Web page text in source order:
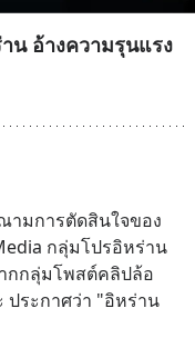
น อ้างความรุนแรง
ามการตัดสินใจของ
กลุ่มโปรอิหร่าน
กกลุ่มโพสต์คลิปล้อ
ประกาศว่า "อิหร่าน